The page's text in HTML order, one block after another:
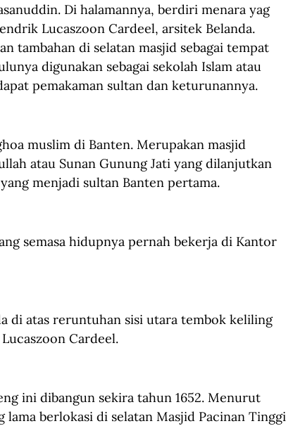
Di halamannya, berdiri menara yag
Lucaszoon Cardeel, arsitek Belanda.
tambahan di selatan masjid sebagai tempat
digunakan sebagai sekolah Islam atau
pemakaman sultan dan keturunannya.
muslim di Banten. Merupakan masjid
atau Sunan Gunung Jati yang dilanjutkan
menjadi sultan Banten pertama.
semasa hidupnya pernah bekerja di Kantor
di atas reruntuhan sisi utara tembok keliling
Cardeel.
ini dibangun sekira tahun 1652. Menurut
lama berlokasi di selatan Masjid Pacinan Tinggi